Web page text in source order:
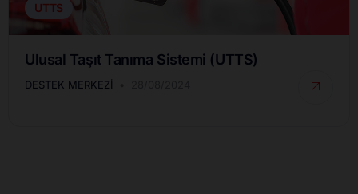
UTTS
Ulusal Taşıt Tanıma Sistemi (UTTS)
DESTEK MERKEZI